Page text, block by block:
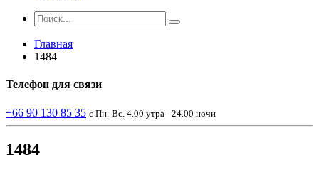
Главная
1484
Телефон для связи
+66 90 130 85 35 с Пн.-Вс. 4.00 утра - 24.00 ночи
1484